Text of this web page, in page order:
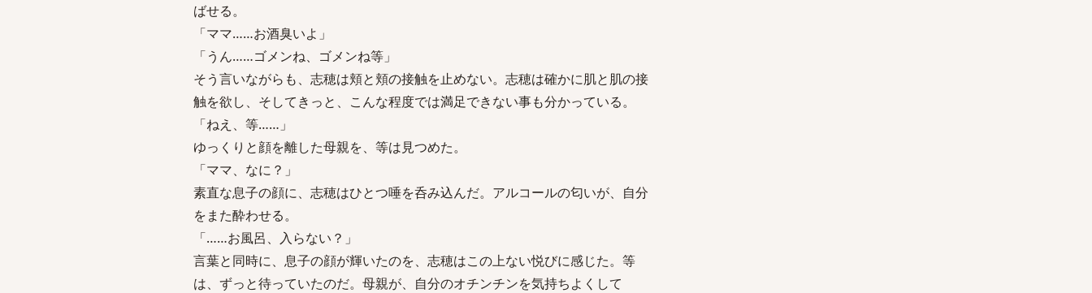
ばせる。
「ママ……お酒臭いよ」
「うん……ゴメンね、ゴメンね等」
そう言いながらも、志穂は頬と頬の接触を止めない。志穂は確かに肌と肌の接
触を欲し、そしてきっと、こんな程度では満足できない事も分かっている。
「ねえ、等……」
ゆっくりと顔を離した母親を、等は見つめた。
「ママ、なに？」
素直な息子の顔に、志穂はひとつ唾を呑み込んだ。アルコールの匂いが、自分
をまた酔わせる。
「……お風呂、入らない？」
言葉と同時に、息子の顔が輝いたのを、志穂はこの上ない悦びに感じた。等
は、ずっと待っていたのだ。母親が、自分のオチンチンを気持ちよくして